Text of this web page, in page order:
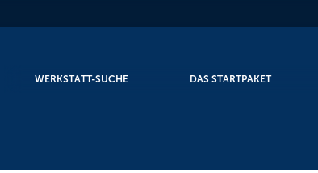
WERKSTATT-SUCHE DAS STARTPAKET